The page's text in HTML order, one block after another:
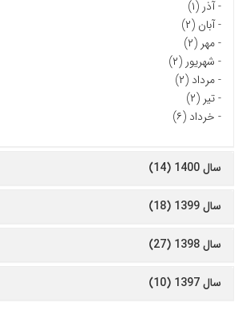
-آذر (۱)
-آبان (۲)
-مهر (۲)
- شهریور (۲)
-مرداد (۲)
-تیر (۲)
- خرداد (۶)
سال 1400 (14)
سال 1399 (18)
سال 1398 (27)
سال 1397 (10)